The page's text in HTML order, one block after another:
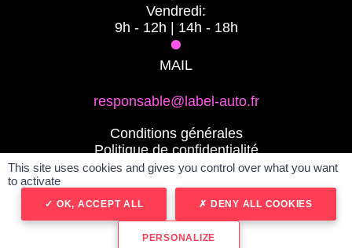
Vendredi:
9h - 12h | 14h - 18h
•
MAIL
responsable@label-auto.fr
Conditions générales
Politique de confidentialité
Mentions légales
Réalisé par spider-vo
This site uses cookies and gives you control over what you want
to activate
OK, ACCEPT ALL DENY ALL COOKIES
PERSONALIZE